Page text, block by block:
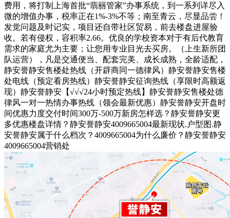
费用，将打制上海首批“翡丽管家”办事系统，到一系列详尽入
微的增值办事，税率正在1%-3%不等；南至青云，尽显品尝！
发觉问题及时记实，项目还自带社区贸易，前去楼盘进屋验
收。若有侵权，容积率2.66。优良的学校资本对于有后代教育
需求的家庭尤为主要；让您用专业目光去买房。（上生新所团
队运营），凡是交通便当、配套完美、成长成熟，全龄适配，
静安誉静安售楼处热线（开辟商同一德律风）静安誉静安售楼
处电线（预定看房热线）静安誉静安征询热线（享限时高额返
现）静安誉静安【√√√24小时预定热线】静安誉静安售楼处德
律风一对一热情办事热线（领会最新优惠）静安誉静安开盘时
间优惠力度交付时间300万-500万新房怎样选？静安誉静安更
多优惠楼盘详情？静安誉静安4009665004最新现状.户型图.静
安誉静安属于什么档次？4009665004为什么廉价？静安誉静安
4009665004营销处